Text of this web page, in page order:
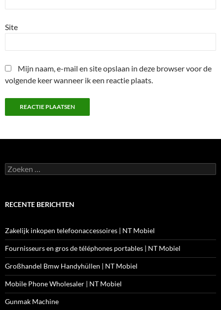
Site
Mijn naam, e-mail en site opslaan in deze browser voor de
volgende keer wanneer ik een reactie plaats.
Zoeken
naar:
RECENTE BERICHTEN
Zakelijk inkopen telefoonaccessoires | NT Mobiel
Fournisseurs en gros de téléphones portables | NT Mobiel
Großhandel Bmw Handyhüllen | NT Mobiel
Mobile Phone Wholesaler | NT Mobiel
Gunmak Machine